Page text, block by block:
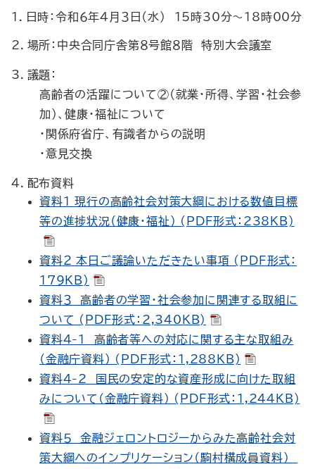
1．日時： 令和６年４月３日（水） 15時30分～18時00分
2．場所： 中央合同庁舎第８号館８階 特別大会議室
3．議題：
高齢者の活躍について②（就業・所得、学習・社会参
加）、健康・福祉について
・関係府省庁、有識者からの説明
・意見交換
4．配布資料
資料１ 現行の高齢社会対策大綱における数値目標
等の進捗状況（健康・福祉） (PDF形式：238KB)
資料２ 本日ご議論いただきたい事項 (PDF形式：
179KB)
資料３ 高齢者の学習・社会参加に関連する取組に
ついて (PDF形式：2,340KB)
資料4-1 高齢者等への対応に関する主な取組み
（金融庁資料） (PDF形式：1,288KB)
資料4-2 国民の安定的な資産形成に向けた取組
みについて（金融庁資料） (PDF形式：1,244KB)
資料５ 金融ジェロントロジーからみた高齢社会対
策大綱へのインプリケーション（駒村構成員資料）